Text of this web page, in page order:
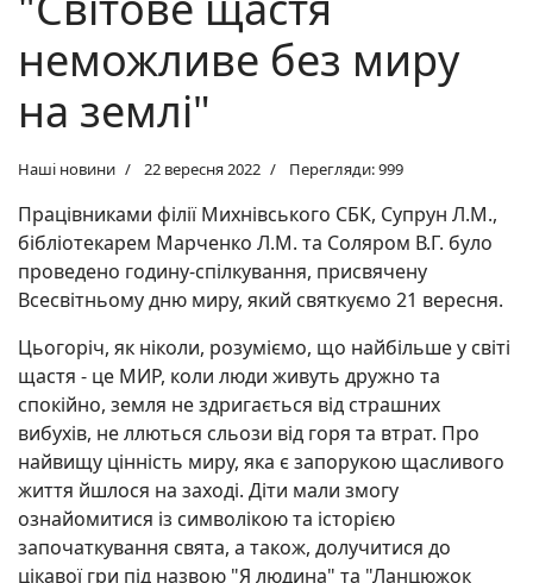
неможливе без миру
на землі"
Наші новини 22 вересня 2022 Перегляди: 999
Працівниками філії Михнівського СБК, Супрун Л.М.,
бібліотекарем Марченко Л.М. та Соляром В.Г. було
проведено годину-спілкування, присвячену
Всесвітньому дню миру, який святкуємо 21 вересня.
Цьогоріч, як ніколи, розуміємо, що найбільше у світі
щастя - це МИР, коли люди живуть дружно та
спокійно, земля не здригається від страшних
вибухів, не ллються сльози від горя та втрат. Про
найвищу цінність миру, яка є запорукою щасливого
життя йшлося на заході. Діти мали змогу
ознайомитися із символікою та історією
започаткування свята, а також, долучитися до
цікавої гри під назвою "Я людина" та "Ланцюжок